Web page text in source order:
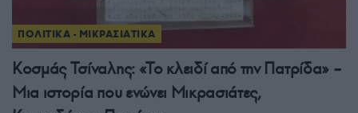
ΠΟΛΙΤΙΚΑ - ΜΙΚΡΑΣΙΑΤΙΚΑ
Κοσμάς Τσίναλης: «Το κλειδί από την Πατρίδα» –
Μια ιστορία που ενώνει Μικρασιάτες,